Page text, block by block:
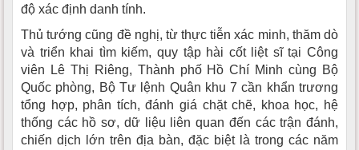
độ xác định danh tính.
Thủ tướng cũng đề nghị, từ thực tiễn xác minh, thăm dò
và triển khai tìm kiếm, quy tập hài cốt liệt sĩ tại Công
viên Lê Thị Riêng, Thành phố Hồ Chí Minh cùng Bộ
Quốc phòng, Bộ Tư lệnh Quân khu 7 cần khẩn trương
tổng hợp, phân tích, đánh giá chặt chẽ, khoa học, hệ
thống các hồ sơ, dữ liệu liên quan đến các trận đánh,
chiến dịch lớn trên địa bàn, đặc biệt là trong các năm